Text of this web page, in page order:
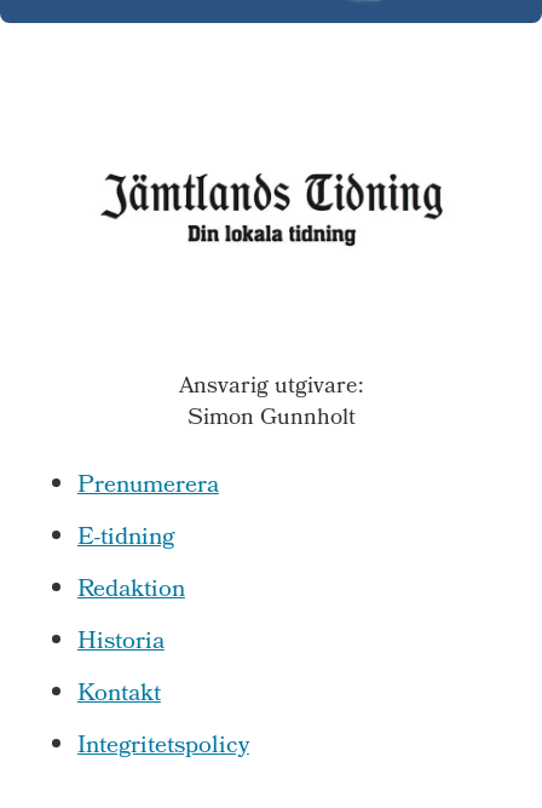
Ansvarig utgivare:
Simon Gunnholt
Prenumerera
E-tidning
Redaktion
Historia
Kontakt
Integritetspolicy